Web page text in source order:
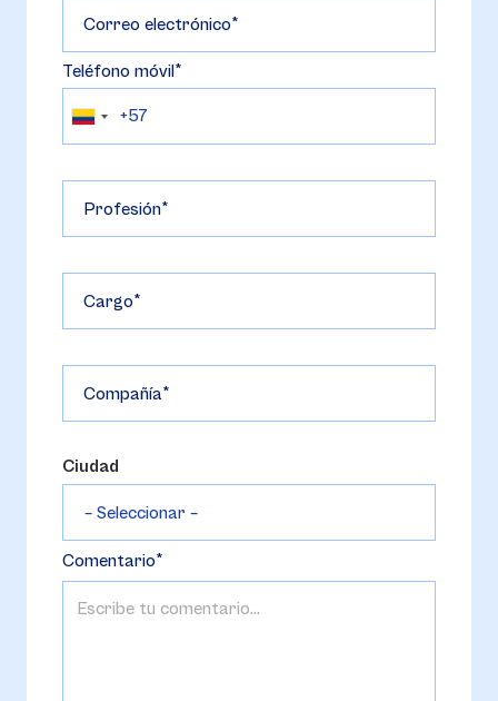
Correo electrónico
Teléfono móvil
Profesión
Cargo
Compañía
Ciudad
Comentario